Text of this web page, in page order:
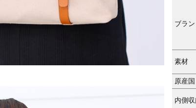
ブラ
素材
原産国
内側